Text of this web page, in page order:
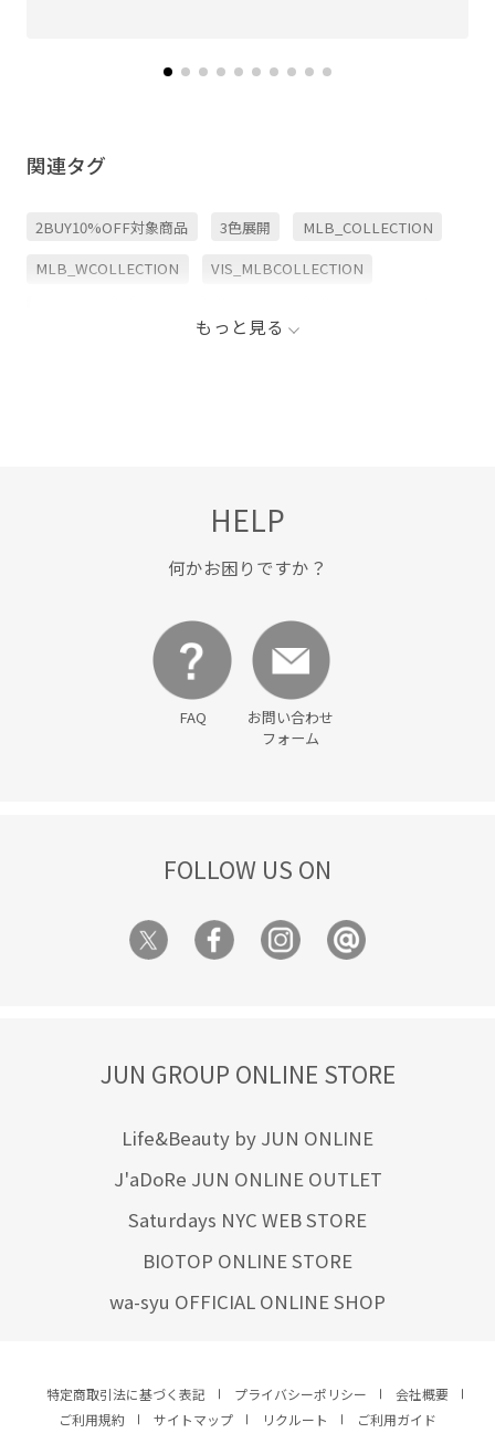
関連タグ
2BUY10%OFF対象商品 3色展開 MLB_COLLECTION
MLB_WCOLLECTION VIS_MLBCOLLECTION
ビジネス
ボリューム感 ポップ
配色がポイント 野球
もっと見る
HELP
何かお困りですか？
FAQ
お問い合わせ
フォーム
FOLLOW US ON
JUN GROUP ONLINE STORE
Life&Beauty by JUN ONLINE
J'aDoRe JUN ONLINE OUTLET
Saturdays NYC WEB STORE
BIOTOP ONLINE STORE
wa-syu OFFICIAL ONLINE SHOP
特定商取引法に基づく表記 プライバシーポリシー
会社概要
ご利用規約
サイトマップ リクルート ご利用ガイド